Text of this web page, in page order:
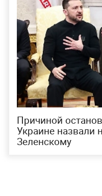
Причиной
Украине назвали
Зеленскому